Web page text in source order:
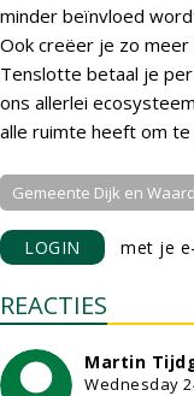
minder beïnvloed
Ook creëer je zo
Tenslotte betaal je
ons allerlei
alle ruimte heeft om
Gemeente Dijk en Waard
LOGIN met je e-
REACTIES
Martin
Wednesday